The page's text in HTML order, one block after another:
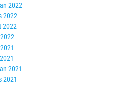
2022
2022
2022
2021
2021